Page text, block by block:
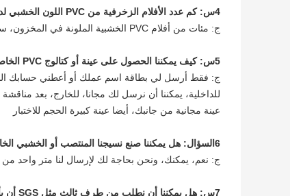
4س: كم عدد الأفلام الزخرفية من PVC اللون الخشبي لديك في المخزون؟
ج: مئات من أفلام PVC الخشبية الملونة في المخزون، سمك 0.15mm-0.40mm، طول التدحرج 100 متر
5س: كيف يمكننا الحصول على عينة أو كتالوج PVC الخاص بك؟
ج: فقط أرسل لي بطاقة اسم عملك أو أعطني حسابك
للداخلية، يمكننا أن نرسل لك مجانا، للخارج، بعد
عينة مجانية من جانبك، أيضا عينة كبيرة الحجم للاختبار
6السؤال: هل يمكننا صنع نسيجنا المنتصب أو الخشبي الخاص بنا لسطح ورق البلاستيك؟
ج: نعم، يمكنك، ونحن بحاجة لك لإرسال لنا متر واحد
7س: هل يمكننا أن نطلب من طرف ثالث مثل SGS أن يأتي إلى مصنعك للتفتيش على ورق أثاث PVC قبل التحميل؟